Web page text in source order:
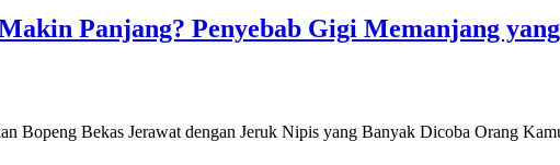
Panjang? Penyebab Gigi Memanjang
Bopeng Bekas Jerawat dengan Jeruk Nipis yang Banyak Dicoba Orang